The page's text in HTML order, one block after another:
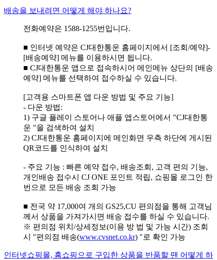
배송을 보내려면 어떻게 해야 하나요?
전화예약은 1588-1255번입니다.
■ 인터넷 예약은 CJ대한통운 홈페이지에서 [조회/예약]-
[배송예약] 메뉴를 이용하시면 됩니다.
■ CJ대한통운 앱으로 접속하시어 메인메뉴 상단의 [배송
예약] 메뉴를 선택하여 접수하실 수 있습니다.
[고객용 스마트폰 앱 다운 방법 및 주요 기능]
- 다운 방법:
1) 구글 플레이 스토어나 애플 앱스토어에서 "CJ대한통
운 "을 검색하여 설치
2) CJ대한통운 홈페이지에 메인화면 우측 하단에 게시된
QR코드를 인식하여 설치
- 주요 기능 : 빠른 예약 접수, 배송조회, 고객 편의 기능,
개인배송 접수시 CJ ONE 포인트 적립, 쇼핑몰 로그인 한
번으로 모든 배송 조회 가능
■ 전국 약 17,000여 개의 GS25,CU 편의점을 통해 고객님
께서 상품을 가져가시면 배송 접수를 하실 수 있습니다.
※ 편의점 위치/상세정보(이용 방 법 및 가능 시간) 조회
시 "편의점 배송(www.cvsnet.co.kr) "로 확인 가능
인터넷쇼핑몰, 홈쇼핑으로 구입한 상품을 반품할 땐 어떻게 하